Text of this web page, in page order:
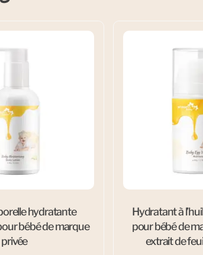
hydratante
bébé de marque
privée
Hydratant à
pour bébé de
extrait de